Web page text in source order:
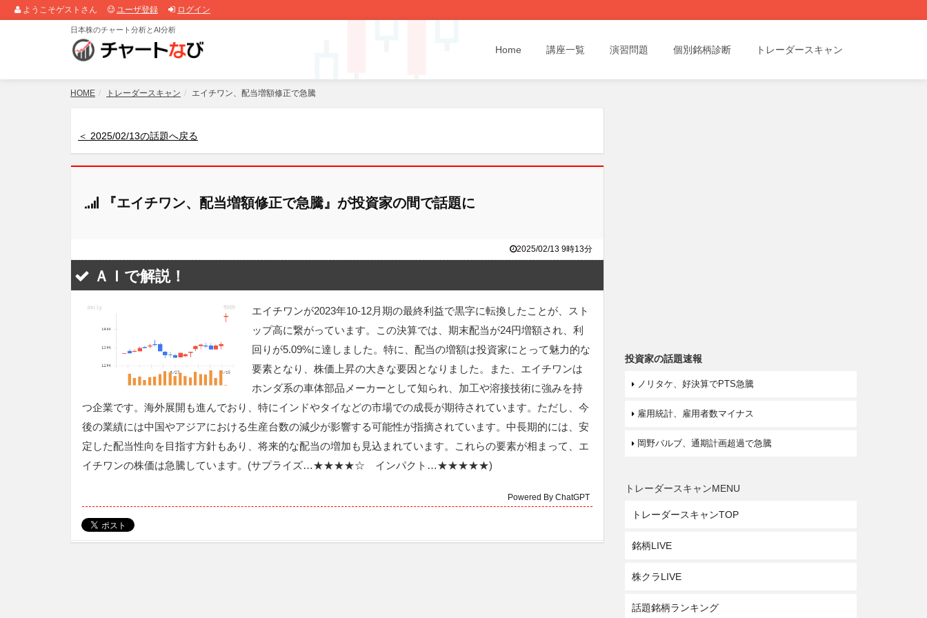
ようこそゲストさん ユーザ登録 ログイン
日本株のチャート分析とAI分析
Home 講座一覧 演習問題 個別銘柄診断 トレーダースキャン
HOME トレーダースキャン エイチワン、配当増額修正で急騰
＜ 2025/02/13の話題へ戻る
『エイチワン、配当増額修正で急騰』が投資家の間で話題に
2025/02/13 9時13分
ＡＩで解説！
エイチワンが2023年10-12月期の最終利益で黒字に転換したことが、スト
ップ高に繋がっています。この決算では、期末配当が24円増額され、利
回りが5.09%に達しました。特に、配当の増額は投資家にとって魅力的な
要素となり、株価上昇の大きな要因となりました。また、エイチワンは
ホンダ系の車体部品メーカーとして知られ、加工や溶接技術に強みを持
つ企業です。海外展開も進んでおり、特にインドやタイなどの市場での成長が期待されています。ただし、今
後の業績には中国やアジアにおける生産台数の減少が影響する可能性が指摘されています。中長期的には、安
定した配当性向を目指す方針もあり、将来的な配当の増加も見込まれています。これらの要素が相まって、エ
イチワンの株価は急騰しています。(サプライズ…★★★★☆ インパクト…★★★★★)
Powered By ChatGPT
投資家の話題速報
ノリタケ、好決算でPTS急騰
雇用統計、雇用者数マイナス
岡野バルブ、通期計画超過で急騰
トレーダースキャンMENU
トレーダースキャンTOP
銘柄LIVE
株クラLIVE
話題銘柄ランキング